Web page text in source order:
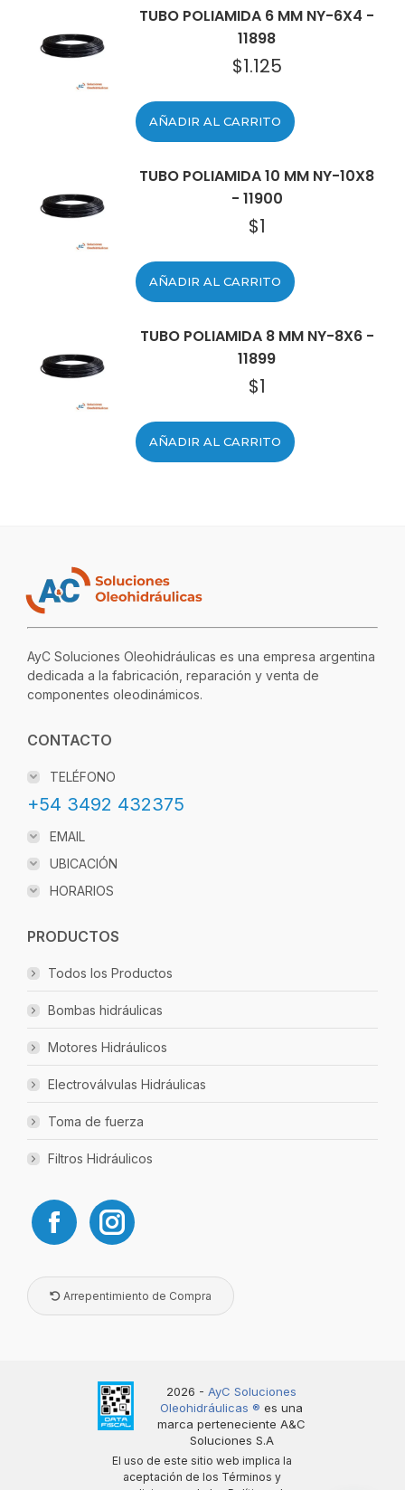
TUBO POLIAMIDA 6 MM NY-6X4 -
11898
$1.125
AÑADIR AL CARRITO
TUBO POLIAMIDA 10 MM NY-10X8
- 11900
$1
AÑADIR AL CARRITO
TUBO POLIAMIDA 8 MM NY-8X6 -
11899
$1
AÑADIR AL CARRITO
AyC Soluciones Oleohidráulicas es una empresa argentina
dedicada a la fabricación, reparación y venta de
componentes oleodinámicos.
CONTACTO
TELÉFONO
+54 3492 432375
EMAIL
UBICACIÓN
HORARIOS
PRODUCTOS
Todos los Productos
Bombas hidráulicas
Motores Hidráulicos
Electroválvulas Hidráulicas
Toma de fuerza
Filtros Hidráulicos
Arrepentimiento de Compra
2026 -AyC Soluciones
Oleohidráulicas ®️ es una
marca perteneciente A&C
Soluciones S.A
El uso de este sitio web implica la
aceptación de los Términos y